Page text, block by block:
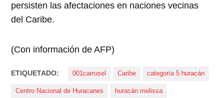
persisten las afectaciones en naciones vecinas
del Caribe.
(Con información de AFP)
ETIQUETADO: 001carrusel Caribe categoría 5 huracán
Centro Nacional de Huracanes huracán melissa